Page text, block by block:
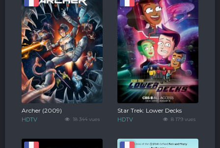
18 344 vues
Archer (2009)
HDTV 8 179 vues
Star Trek: Lower Decks
HDTV